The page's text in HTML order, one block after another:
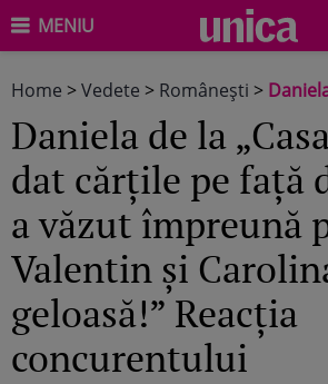
MENIU
Home >Vedete > Româneşti > Daniela de la „Casa iubirii” a dat
Daniela de la
dat cărțile pe față
a văzut împreună
Valentin și
geloasă!” Reacția
concurentului